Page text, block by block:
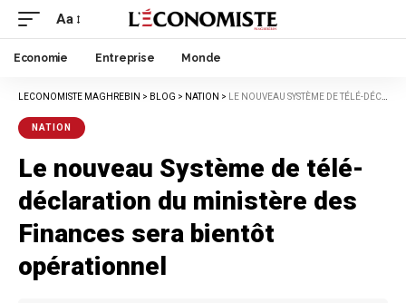
Aa
Economie Entreprise Monde
LECONOMISTE MAGHREBIN > BLOG > NATION > LE NOUVEAU SYSTÈME DE TÉLÉ-DÉCLARATION DU MINISTÈRE DES FINANCES SERA BIENTÔT OPÉRATIONNEL
NATION
Le nouveau Système de télé-
déclaration du ministère des
Finances sera bientôt
opérationnel